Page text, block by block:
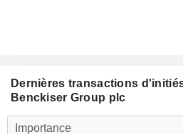
Dernières transactions
Benckiser Group plc
Importance